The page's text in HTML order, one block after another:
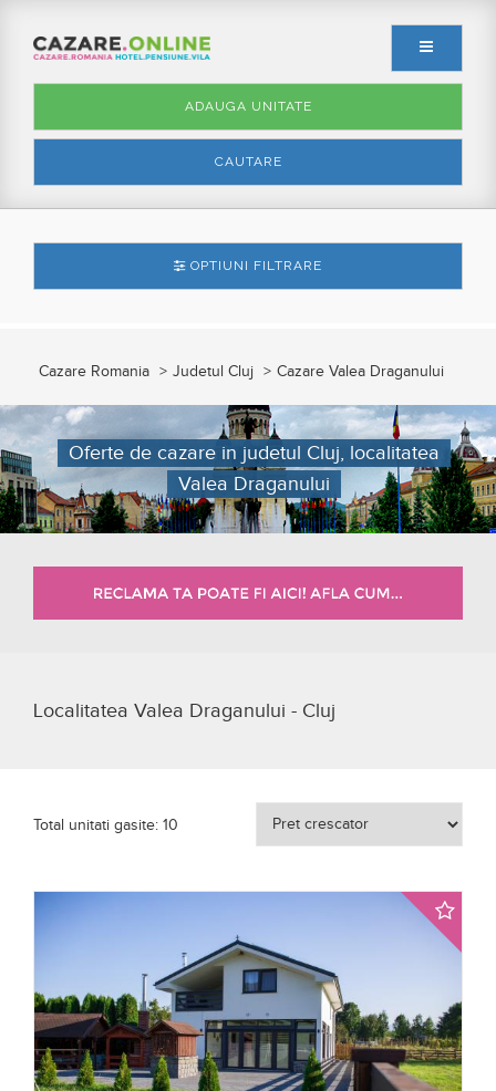
CAUTARE
ADAUGA UNITATE
OPTIUNI FILTRARE
Cazare Romania Judetul Cluj Cazare Valea Draganului
Oferte de cazare in judetul Cluj, localitatea
Valea Draganului
Localitatea Valea Draganului - Cluj
Total unitati gasite: 10